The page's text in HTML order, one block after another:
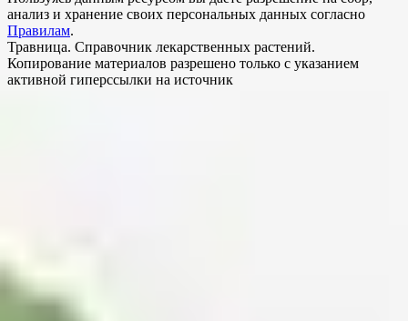
анализ и хранение своих персональных данных согласно
Правилам.
Травница. Справочник лекарственных растений.
Копирование материалов разрешено только с указанием
активной гиперссылки на источник